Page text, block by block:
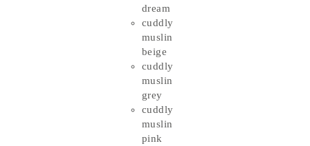
dream
cuddly
muslin
beige
cuddly
muslin
grey
cuddly
muslin
pink